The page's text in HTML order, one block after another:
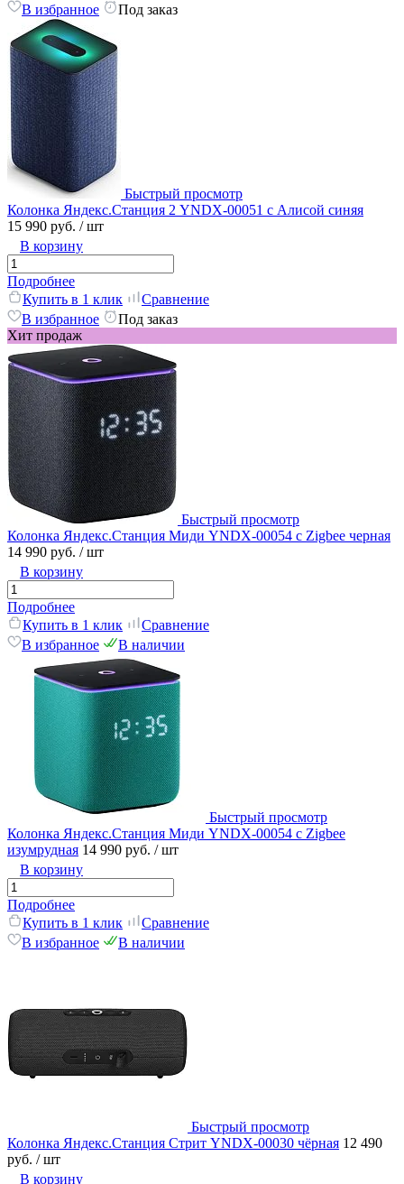
В избранное
Под заказ
Быстрый просмотр
Колонка Яндекс.Станция 2 YNDX-00051 с Алисой синяя
15 990 руб. / шт
В корзину
Подробнее
Купить в 1 клик
Сравнение
В избранное
Под заказ
Хит продаж
Быстрый просмотр
Колонка Яндекс.Станция Миди YNDX-00054 с Zigbee черная
14 990 руб. / шт
В корзину
Подробнее
Купить в 1 клик
Сравнение
В избранное
В наличии
Быстрый просмотр
Колонка Яндекс.Станция Миди YNDX-00054 с Zigbee
изумрудная 14 990 руб. / шт
В корзину
Подробнее
Купить в 1 клик
Сравнение
В избранное
В наличии
Быстрый просмотр
Колонка Яндекс.Станция Стрит YNDX-00030 чёрная 12 490
руб. / шт
В корзину